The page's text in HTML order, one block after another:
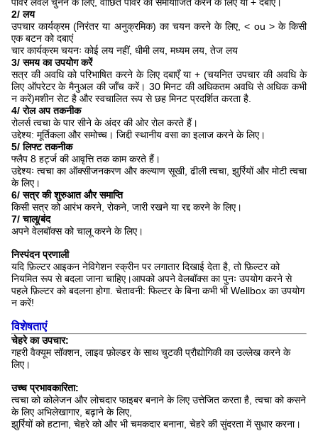
पावर लेवल चुनने के लिए, वांछित पावर को समायोजित करने के लिए या + दबाएँ।
2/ लय
उपचार कार्यक्रम (निरंतर या अनुक्रमिक) का चयन करने के लिए, < ou > के किसी
एक बटन को दबाएं
चार कार्यक्रम चयनः कोई लय नहीं, धीमी लय, मध्यम लय, तेज लय
3/ समय का उपयोग करें
सत्र की अवधि को परिभाषित करने के लिए दबाएँ या + (चयनित उपचार की अवधि के
लिए ऑपरेटर के मैनुअल की जाँच करें। 30 मिनट की अधिकतम अवधि से अधिक कभी
न करें)मशीन सेट है और स्वचालित रूप से छह मिनट प्रदर्शित करता है.
4/ रोल अप तकनीक
रोलर्स त्वचा के पार सीने के अंदर की ओर रोल करते हैं।
उद्देश्य: मूर्तिकला और समोच्च। जिद्दी स्थानीय वसा का इलाज करने के लिए।
5/ लिफ्ट तकनीक
फ्लैप 8 हर्ट्ज की आवृत्ति तक काम करते हैं।
उद्देश्यः त्वचा का ऑक्सीजनकरण और कल्याण सूखी, ढीली त्वचा, झुर्रियों और मोटी त्वचा
के लिए।
6/ सत्र की शुरुआत और समाप्ति
किसी सत्र को आरंभ करने, रोकने, जारी रखने या रद्द करने के लिए।
7/ चालू/बंद
अपने वेलबॉक्स को चालू करने के लिए।
निस्पंदन प्रणाली
यदि फ़िल्टर आइकन नेविगेशन स्क्रीन पर लगातार दिखाई देता है, तो फ़िल्टर को
नियमित रूप से बदला जाना चाहिए।आपको अपने वेलबॉक्स का पुनः उपयोग करने से
पहले फ़िल्टर को बदलना होगा. चेतावनी: फिल्टर के बिना कभी भी Wellbox का उपयोग
न करें!
विशेषताएं
चेहरे का उपचार:
गहरी वैक्यूम सॉक्शन, लाइव फ़ोल्डर के साथ चुटकी प्रौद्योगिकी का उल्लेख करने के
लिए।
उच्च प्रभावकारिता:
त्वचा को कोलेजन और लोचदार फाइबर बनाने के लिए उत्तेजित करता है, त्वचा को कसने
के लिए अभिलेखागार, बढ़ाने के लिए,
झुर्रियों को हटाना, चेहरे को और भी चमकदार बनाना, चेहरे की सुंदरता में सुधार करना।